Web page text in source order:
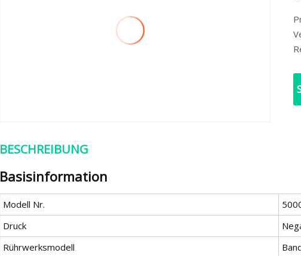
BESCHREIBUNG
Basisinformation
Modell Nr.
Druck
Rührwerksmodell